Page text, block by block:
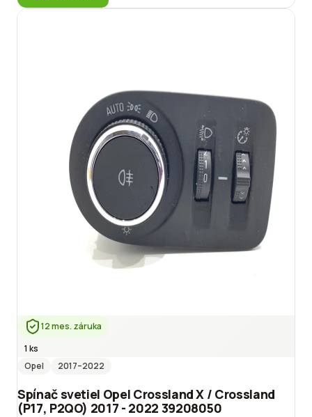
12 mes. záruka
1 ks
Opel
2017–2022
Spínač svetiel Opel Crossland X / Crossland
(P17, P2QO) 2017 - 2022 39208050